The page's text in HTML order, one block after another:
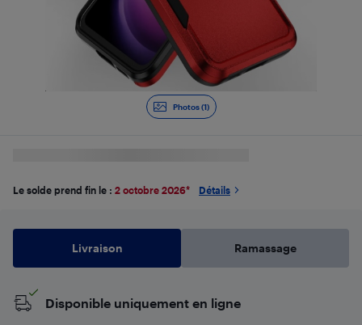
Photos (1)
Le solde prend fin le : 2 octobre 2026* Détails
Livraison Ramassage
Disponible uniquement en ligne